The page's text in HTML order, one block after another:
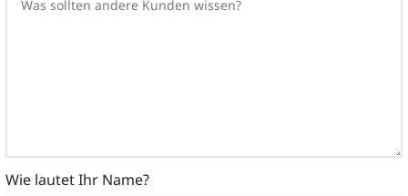
Wie lautet Ihr Name?